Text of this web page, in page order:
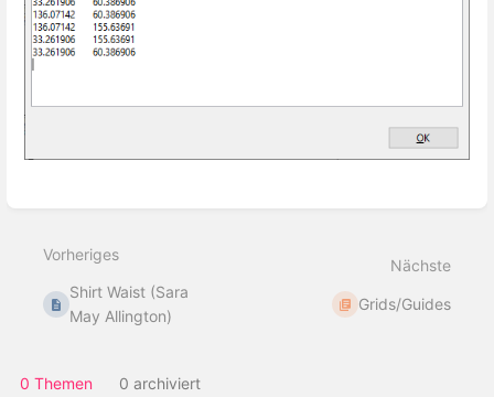
Vorheriges
Shirt Waist (Sara
May Allington)
Nächste
Grids/Guides
0 Themen 0 archiviert